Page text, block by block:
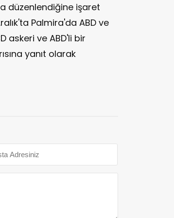
düzenlendiğine işaret
Palmira'da ABD ve
askeri ve ABD'li bir
yanıt olarak